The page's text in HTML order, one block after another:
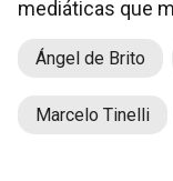
mediáticas que
Ángel de Brito
Marcelo Tinelli